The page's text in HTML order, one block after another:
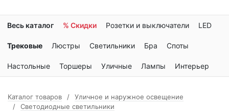
Весь каталог % Скидки Розетки и выключатели LED
Трековые Люстры Светильники Бра Споты
Настольные Торшеры Уличные Лампы Интерьер
Каталог товаров
Уличное и наружное освещение
Светодиодные светильники